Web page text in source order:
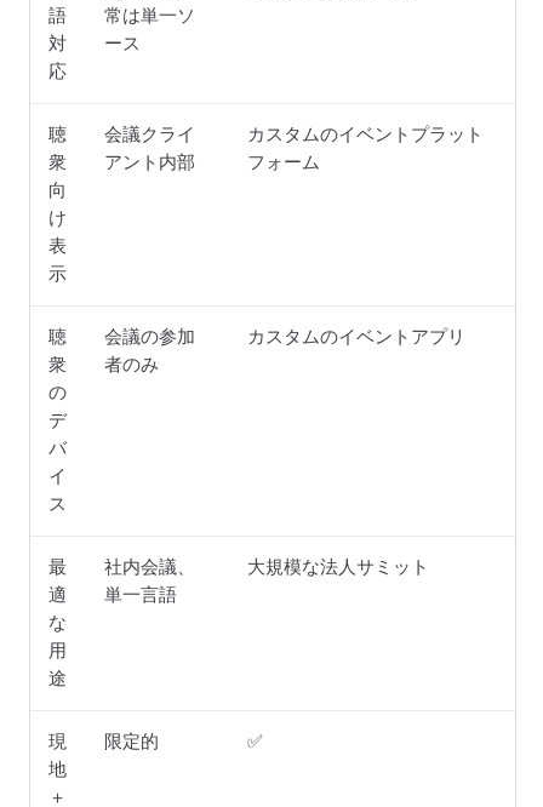
語
対
応
常は単一ソ
ース
聴
衆
向
け
表
示
会議クライ
アント内部
カスタムのイベントプラット
フォーム
聴
衆
の
デ
バ
イ
ス
会議の参加
者のみ
カスタムのイベントアプリ
最
適
な
用
途
社内会議、
単一言語
大規模な法人サミット
現
地
＋
限定的 ✅